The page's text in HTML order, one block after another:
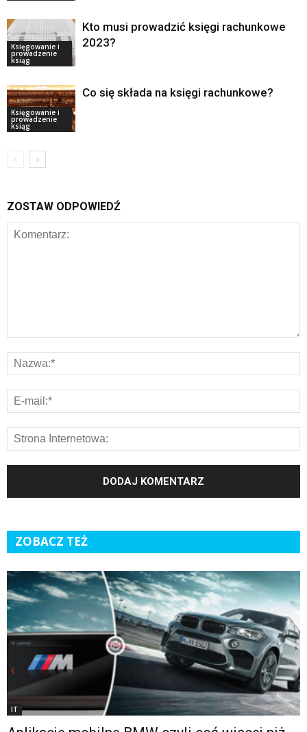
Księgowanie i
prowadzenie
ksiąg
Kto musi prowadzić księgi rachunkowe
2023?
Księgowanie i
prowadzenie
ksiąg
Co się składa na księgi rachunkowe?
ZOSTAW ODPOWIEDŹ
ZOBACZ TEŻ
IT